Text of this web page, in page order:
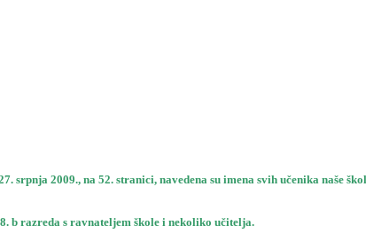
srpnja 2009., na 52. stranici, navedena su imena svih učenika naše
b razreda s ravnateljem škole i nekoliko učitelja.